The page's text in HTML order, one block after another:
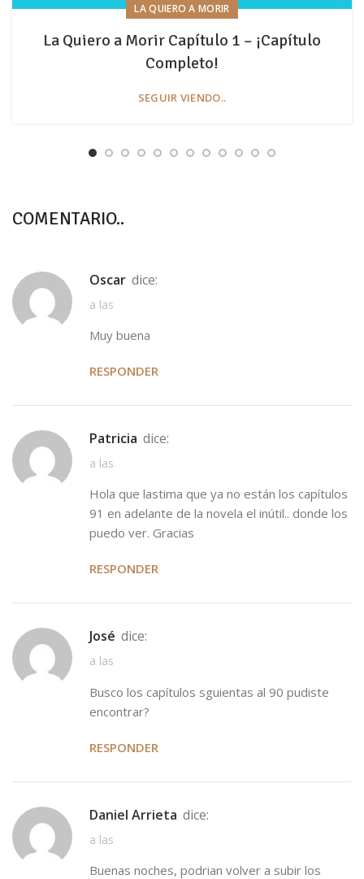
LA QUIERO A MORIR
La Quiero a Morir Capítulo 1 – ¡Capítulo
Completo!
SEGUIR VIENDO..
COMENTARIO..
Oscar dice:
a las
Muy buena
RESPONDER
Patricia dice:
a las
Hola que lastima que ya no están los capítulos
91 en adelante de la novela el inútil.. donde los
puedo ver. Gracias
RESPONDER
José dice:
a las
Busco los capítulos sguientas al 90 pudiste
encontrar?
RESPONDER
Daniel Arrieta dice:
a las
Buenas noches, podrian volver a subir los